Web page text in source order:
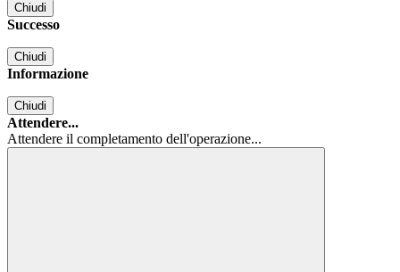
Chiudi
Successo
Chiudi
Informazione
Chiudi
Attendere...
Attendere il completamento dell'operazione...